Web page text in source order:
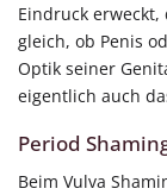
Eindruck
gleich, ob Penis
Optik seiner
eigentlich auch
Period
Beim Vulva